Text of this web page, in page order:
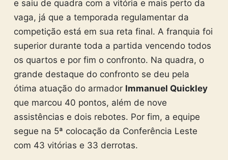
e saiu de quadra com a vitória e mais perto da
vaga, já que a temporada regulamentar da
competição está em sua reta final. A franquia foi
superior durante toda a partida vencendo todos
os quartos e por fim o confronto. Na quadra, o
grande destaque do confronto se deu pela
ótima atuação do armador Immanuel Quickley
que marcou 40 pontos, além de nove
assistências e dois rebotes. Por fim, a equipe
segue na 5ª colocação da Conferência Leste
com 43 vitórias e 33 derrotas.